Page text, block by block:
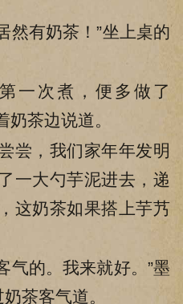
有奶茶！”坐上桌的
次煮，便多做了
奶茶边说道。
，我们家年年发明
一大勺芋泥进去，递
这奶茶如果搭上芋艿
的。我来就好。”墨
茶客气道。